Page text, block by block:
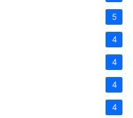
5
4
4
4
4